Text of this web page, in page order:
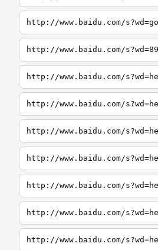
http://www.baidu.com/
http://www.baidu.com/
http://www.baidu.com/
http://www.baidu.com/
http://www.baidu.com/
http://www.baidu.com/
http://www.baidu.com/
http://www.baidu.com/
http://www.baidu.com/